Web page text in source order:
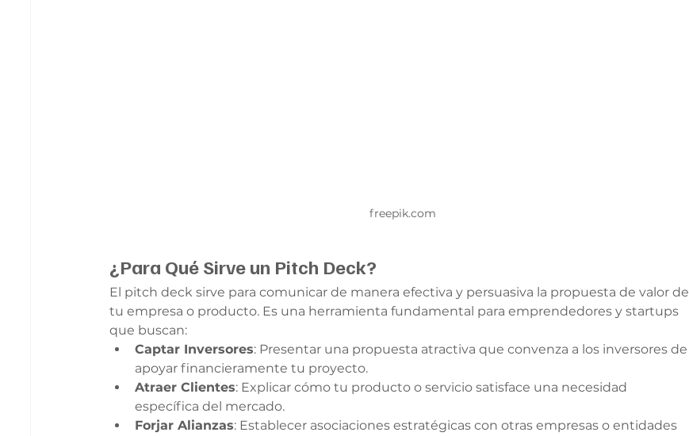
freepik.com
¿Para Qué Sirve un Pitch Deck?
El pitch deck sirve para comunicar de manera efectiva y persuasiva la propuesta de valor de
tu empresa o producto. Es una herramienta fundamental para emprendedores y startups
que buscan:
Captar Inversores: Presentar una propuesta atractiva que convenza a los inversores de
apoyar financieramente tu proyecto.
Atraer Clientes: Explicar cómo tu producto o servicio satisface una necesidad
específica del mercado.
Forjar Alianzas: Establecer asociaciones estratégicas con otras empresas o entidades